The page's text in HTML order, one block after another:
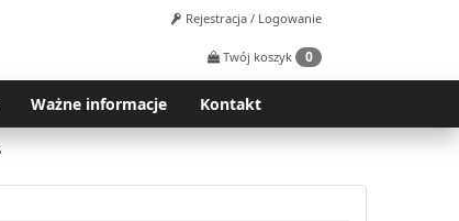
Rejestracja / Logowanie
Twój koszyk 0
Ważne informacje Kontakt